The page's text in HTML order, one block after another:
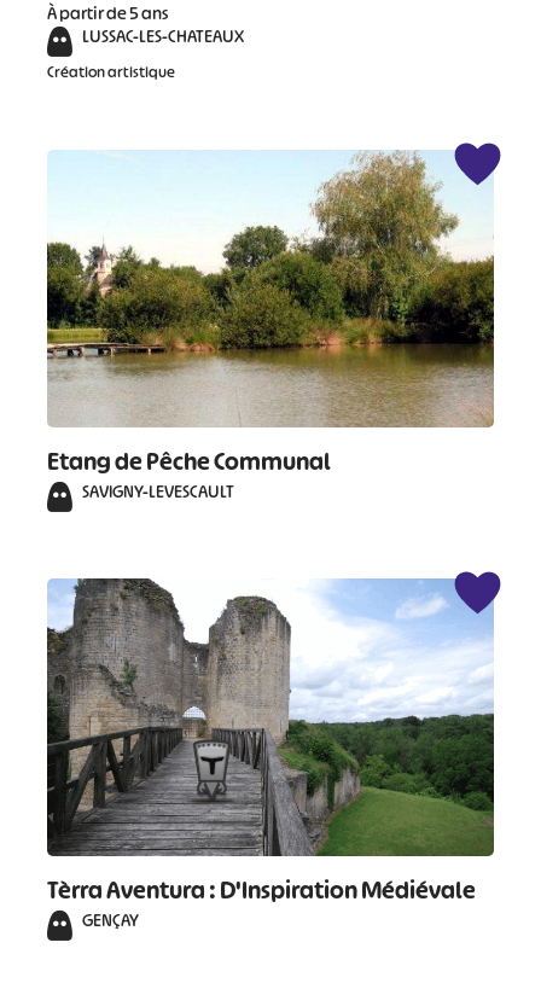
À partir de 5 ans
LUSSAC-LES-CHATEAUX
Création artistique
Etang de Pêche Communal
SAVIGNY-LEVESCAULT
Tèrra Aventura : D'Inspiration Médiévale
GENÇAY